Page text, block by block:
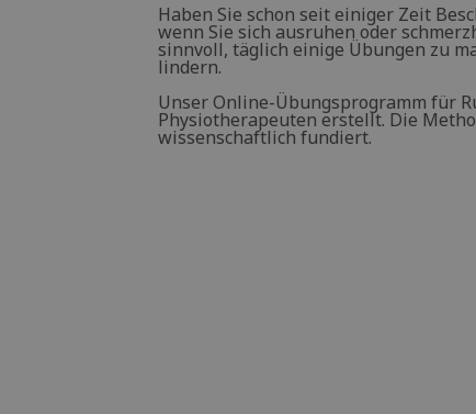
Haben Sie schon seit einiger Zeit
wenn Sie sich ausruhen oder
sinnvoll, täglich einige Übungen zu
lindern.
Unser Online-Übungsprogramm für
Physiotherapeuten erstellt. Die
wissenschaftlich fundiert.